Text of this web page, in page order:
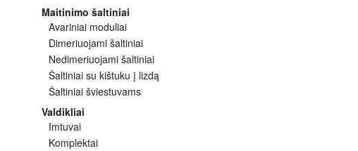
Maitinimo šaltiniai
Avariniai moduliai
Dimeriuojami šaltiniai
Nedimeriuojami šaltiniai
Šaltiniai su kištuku į lizdą
Šaltiniai šviestuvams
Valdikliai
Imtuvai
Komplektai